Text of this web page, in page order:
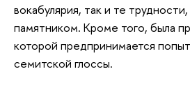
вокабулярия, так и те
памятником. Кроме того, была
которой предпринимается
семитской глоссы.